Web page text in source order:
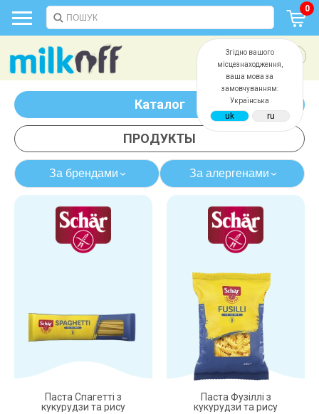
Згідно вашого
місцезнаходження,
ваша мова за
замовчуванням:
Українська
0
Каталог
ПРОДУКТЫ
За брендами› За алергенами›
казеина глютена
яиц
Паста Спагетті з
кукурудзи та рису
Паста Фузiллi з
кукурудзи та рису